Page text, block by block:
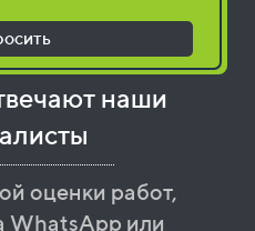
наши
оценки работ,
WhatsApp или